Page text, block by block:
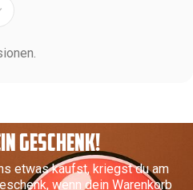
GESCHENK!
etwas kaufst, kriegst du am
wenn dein Warenkorb